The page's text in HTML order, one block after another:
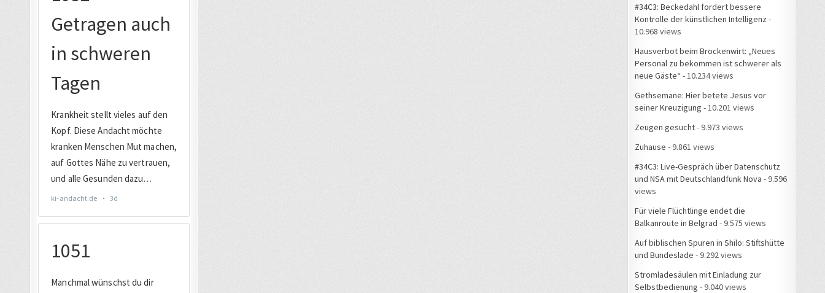
#34C3: Beckedahl fordert bessere
Kontrolle der künstlichen Intelligenz -
10.968 views
Hausverbot beim Brockenwirt: „Neues
Personal zu bekommen ist schwerer als
neue Gäste“ - 10.234 views
Gethsemane: Hier betete Jesus vor
seiner Kreuzigung - 10.201 views
Zeugen gesucht- 9.973 views
Zuhause - 9.861 views
#34C3: Live-Gespräch über Datenschutz
und NSA mit Deutschlandfunk Nova - 9.596
views
Für viele Flüchtlinge endet die
Balkanroute in Belgrad - 9.575 views
Auf biblischen Spuren in Shilo: Stiftshütte
und Bundeslade - 9.292 views
Stromladesäulen mit Einladung zur
Selbstbedienung - 9.040 views